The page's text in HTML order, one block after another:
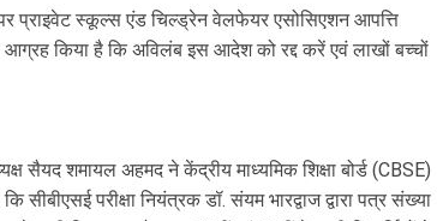
पर प्राइवेट स्कूल्स एंड चिल्ड्रेन वेलफेयर एसोसिएशन आपत्ति
किया है कि अविलंब इस आदेश को रद्द करें एवं लाखों बच्चों
सैयद शमायल अहमद ने केंद्रीय माध्यमिक शिक्षा बोर्ड (CBSE)
सीबीएसई परीक्षा नियंत्रक डॉ. संयम भारद्वाज द्वारा पत्र संख्या